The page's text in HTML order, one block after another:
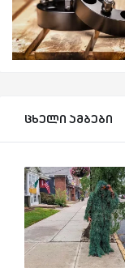
ცხელი ამბები